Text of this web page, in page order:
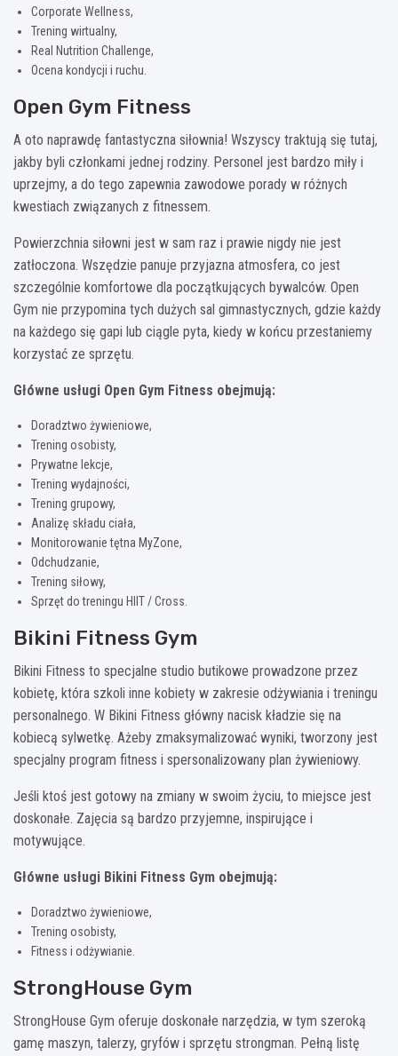
Corporate Wellness,
Trening wirtualny,
Real Nutrition Challenge,
Ocena kondycji i ruchu.
Open Gym Fitness
A oto naprawdę fantastyczna siłownia! Wszyscy traktują się tutaj,
jakby byli członkami jednej rodziny. Personel jest bardzo miły i
uprzejmy, a do tego zapewnia zawodowe porady w różnych
kwestiach związanych z fitnessem.
Powierzchnia siłowni jest w sam raz i prawie nigdy nie jest
zatłoczona. Wszędzie panuje przyjazna atmosfera, co jest
szczególnie komfortowe dla początkujących bywalców. Open
Gym nie przypomina tych dużych sal gimnastycznych, gdzie każdy
na każdego się gapi lub ciągle pyta, kiedy w końcu przestaniemy
korzystać ze sprzętu.
Główne usługi Open Gym Fitness obejmują:
Doradztwo żywieniowe,
Trening osobisty,
Prywatne lekcje,
Trening wydajności,
Trening grupowy,
Analizę składu ciała,
Monitorowanie tętna MyZone,
Odchudzanie,
Trening siłowy,
Sprzęt do treningu HIIT / Cross.
Bikini Fitness Gym
Bikini Fitness to specjalne studio butikowe prowadzone przez
kobietę, która szkoli inne kobiety w zakresie odżywiania i treningu
personalnego. W Bikini Fitness główny nacisk kładzie się na
kobiecą sylwetkę. Ażeby zmaksymalizować wyniki, tworzony jest
specjalny program fitness i spersonalizowany plan żywieniowy.
Jeśli ktoś jest gotowy na zmiany w swoim życiu, to miejsce jest
doskonałe. Zajęcia są bardzo przyjemne, inspirujące i
motywujące.
Główne usługi Bikini Fitness Gym obejmują:
Doradztwo żywieniowe,
Trening osobisty,
Fitness i odżywianie.
StrongHouse Gym
StrongHouse Gym oferuje doskonałe narzędzia, w tym szeroką
gamę maszyn, talerzy, gryfów i sprzętu strongman. Pełną listę